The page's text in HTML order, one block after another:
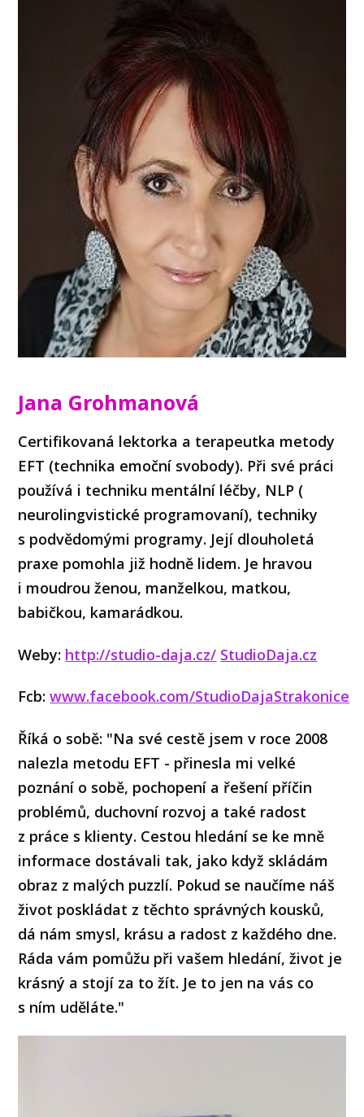
Jana Grohmanová
Certifikovaná lektorka a terapeutka metody
EFT (technika emoční svobody). Při své práci
používá i techniku mentální léčby, NLP (
neurolingvistické programovaní), techniky
s podvědomými programy. Její dlouholetá
praxe pomohla již hodně lidem. Je hravou
i moudrou ženou, manželkou, matkou,
babičkou, kamarádkou.
Weby: http://studio-daja.cz/ StudioDaja.cz
Fcb:www.facebook.com/StudioDajaStrakonice
Říká o sobě: "Na své cestě jsem v roce 2008
nalezla metodu EFT - přinesla mi velké
poznání o sobě, pochopení a řešení příčin
problémů, duchovní rozvoj a také radost
z práce s klienty. Cestou hledání se ke mně
informace dostávali tak, jako když skládám
obraz z malých puzzlí. Pokud se naučíme náš
život poskládat z těchto správných kousků,
dá nám smysl, krásu a radost z každého dne.
Ráda vám pomůžu při vašem hledání, život je
krásný a stojí za to žít. Je to jen na vás co
s ním uděláte."